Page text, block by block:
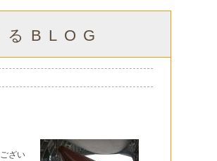
るBLOG
ざい